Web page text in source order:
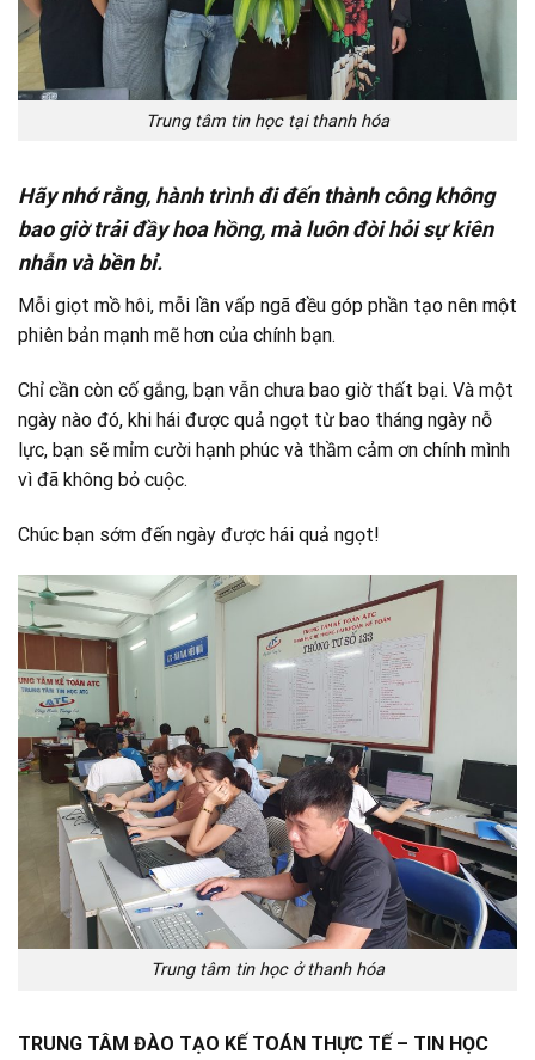
Trung tâm tin học tại thanh hóa
Hãy nhớ rằng, hành trình đi đến thành công không
bao giờ trải đầy hoa hồng, mà luôn đòi hỏi sự kiên
nhẫn và bền bỉ.
Mỗi giọt mồ hôi, mỗi lần vấp ngã đều góp phần tạo nên một
phiên bản mạnh mẽ hơn của chính bạn.
Chỉ cần còn cố gắng, bạn vẫn chưa bao giờ thất bại. Và một
ngày nào đó, khi hái được quả ngọt từ bao tháng ngày nỗ
lực, bạn sẽ mỉm cười hạnh phúc và thầm cảm ơn chính mình
vì đã không bỏ cuộc.
Chúc bạn sớm đến ngày được hái quả ngọt!
Trung tâm tin học ở thanh hóa
TRUNG TÂM ĐÀO TẠO KẾ TOÁN THỰC TẾ – TIN HỌC